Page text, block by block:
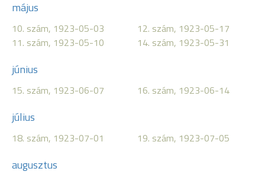
május
10. szám, 1923-05-03
11. szám, 1923-05-10
12. szám, 1923-05-17
14. szám, 1923-05-31
június
15. szám, 1923-06-07 16. szám, 1923-06-14
július
18. szám, 1923-07-01 19. szám, 1923-07-05
augusztus